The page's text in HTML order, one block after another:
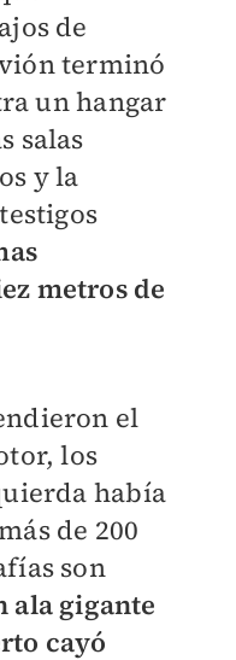
de
terminó
un hangar
salas
y la
metros de
el
los
había
de 200
son
ala gigante
cayó